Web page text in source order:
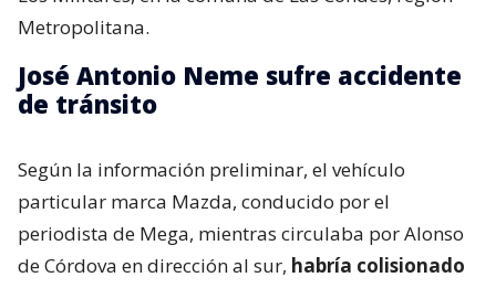
dada a conocer en el programa ‘Primer Plano‘ y
confirmada por La Radio.
A las 23:25 horas se informó a Carabineros sobre un
accidente de tránsito en calle Alonso de Córdova con
Metropolitana.
José Antonio Neme sufre accidente
de tránsito